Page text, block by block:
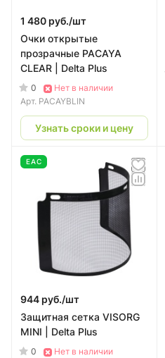
1 480 руб./шт
Очки открытые
прозрачные PACAYA
CLEAR | Delta Plus
0
Нет в наличии
Арт. PACAYBLIN
Узнать сроки и цену
EAC
944 руб./шт
Защитная сетка VISORG
MINI | Delta Plus
0
Нет в наличии